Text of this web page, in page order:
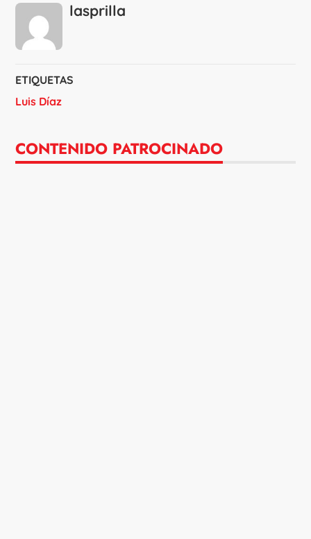
lasprilla
ETIQUETAS
Luis Díaz
CONTENIDO PATROCINADO